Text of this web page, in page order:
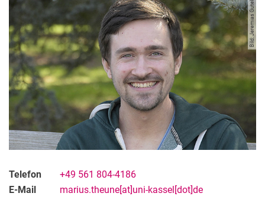
Bild: Jeremias Gutekunst
Telefon
+49 561 804-4186
E-Mail
marius.theune[at]uni-kassel[dot]de